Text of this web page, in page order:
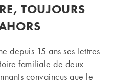
TOUJOURS
depuis 15 ans ses lettres
familiale de deux
convaincus que le